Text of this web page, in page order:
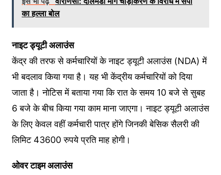
का हल्ला बोल
नाइट ड्यूटी अलाउंस
केंद्र की तरफ से कर्मचार‍ियों के नाइट ड्यूटी अलाउंस (NDA) में
भी बदलाव क‍िया गया है। यह भी केंद्रीय कर्मचार‍ियों को द‍िया
जाता है। नोटिस में बताया गया कि रात के समय 10 बजे से सुबह
6 बजे के बीच किया गया काम माना जाएगा। नाइट ड्यूटी अलाउंस
के लिए केवल वहीं कर्मचारी पात्र होंगे ज‍िनकी बेस‍िक सैलरी की
ल‍िमि‍ट 43600 रुपये प्रति माह होगी।
ओवर टाइम अलाउंस